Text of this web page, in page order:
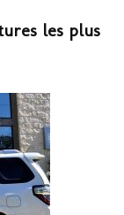
les plus